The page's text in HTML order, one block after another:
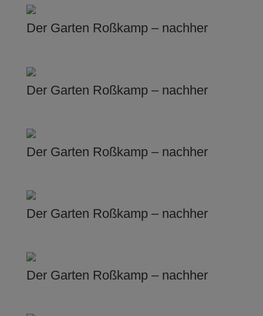
Der Garten Roßkamp – nachher
Der Garten Roßkamp – nachher
Der Garten Roßkamp – nachher
Der Garten Roßkamp – nachher
Der Garten Roßkamp – nachher